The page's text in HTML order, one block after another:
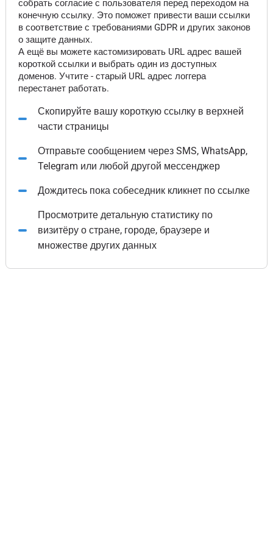
собрать согласие с пользователя перед переходом на
конечную ссылку. Это поможет привести ваши ссылки
в соответствие с требованиями GDPR и других законов
о защите данных.
А ещё вы можете кастомизировать URL адрес вашей
короткой ссылки и выбрать один из доступных
доменов. Учтите - старый URL адрес логгера
перестанет работать.
Скопируйте вашу короткую ссылку в верхней
части страницы
Отправьте сообщением через SMS, WhatsApp,
Telegram или любой другой мессенджер
Дождитесь пока собеседник кликнет по ссылке
Просмотрите детальную статистику по
визитёру о стране, городе, браузере и
множестве других данных